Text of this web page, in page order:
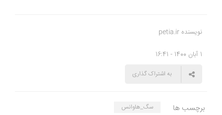
نویسنده petia.ir
1 آبان 1400 - 16:41
به اشتراک گذاری
برچسب ها سگ_هاوانس